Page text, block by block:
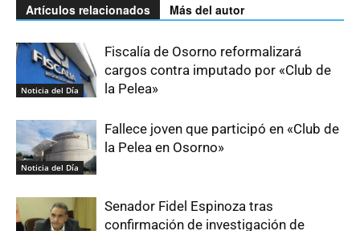
Artículos relacionados Más del autor
Noticia del Día
Fiscalía de Osorno reformalizará
cargos contra imputado por «Club de
la Pelea»
Noticia del Día
Fallece joven que participó en «Club de
la Pelea en Osorno»
Senador Fidel Espinoza tras
confirmación de investigación de